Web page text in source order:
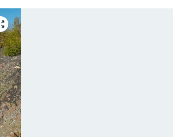
Przejdź
do
trybu
pełnoekranowego